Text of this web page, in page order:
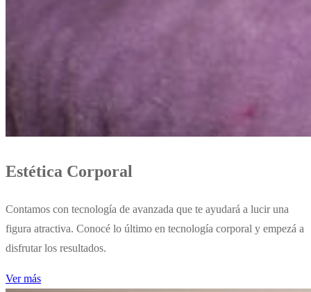
Estética Corporal
Contamos con tecnología de avanzada que te ayudará a lucir una
figura atractiva. Conocé lo último en tecnología corporal y empezá a
disfrutar los resultados.
Ver más